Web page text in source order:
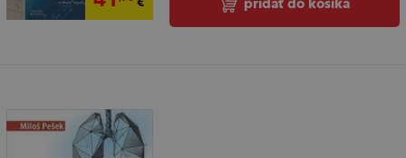
pridať do košíka